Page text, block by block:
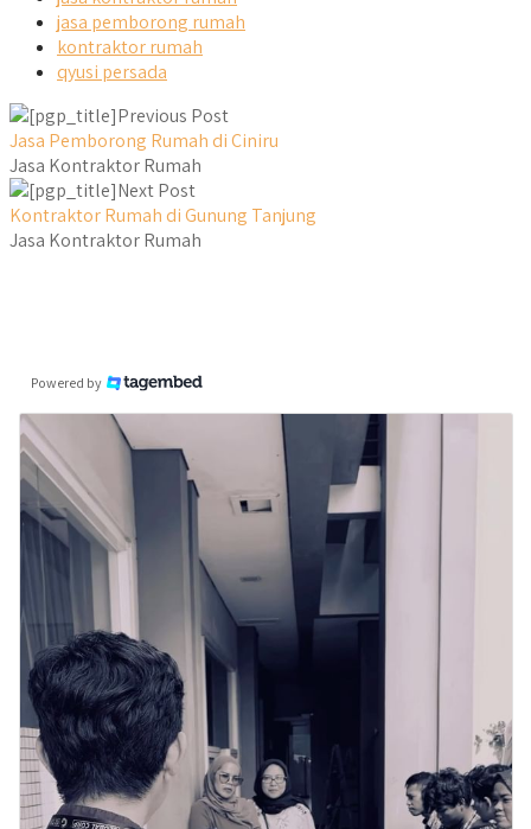
jasa pemborong rumah
kontraktor rumah
qyusi persada
Previous Post
Jasa Pemborong Rumah di Ciniru
Jasa Kontraktor Rumah
Next Post
Kontraktor Rumah di Gunung Tanjung
Jasa Kontraktor Rumah
Powered by